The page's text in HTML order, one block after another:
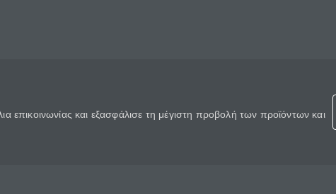
και εξασφάλισε τη μέγιστη προβολή των προϊόντων και